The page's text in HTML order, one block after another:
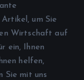
um Sie
Wirtschaft auf
ein, Ihnen
helfen,
Sie mit uns